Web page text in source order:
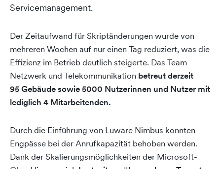
Servicemanagement.
Der Zeitaufwand für Skriptänderungen wurde von
mehreren Wochen auf nur einen Tag reduziert, was die
Effizienz im Betrieb deutlich steigerte. Das Team
Netzwerk und Telekommunikation betreut derzeit
95 Gebäude sowie 5000 Nutzerinnen und Nutzer mit
lediglich 4 Mitarbeitenden.
Durch die Einführung von Luware Nimbus konnten
Engpässe bei der Anrufkapazität behoben werden.
Dank der Skalierungsmöglichkeiten der Microsoft-